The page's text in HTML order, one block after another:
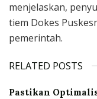
menjelaskan,
tiem Dokes
pemerintah.
RELATED POSTS
Pastikan